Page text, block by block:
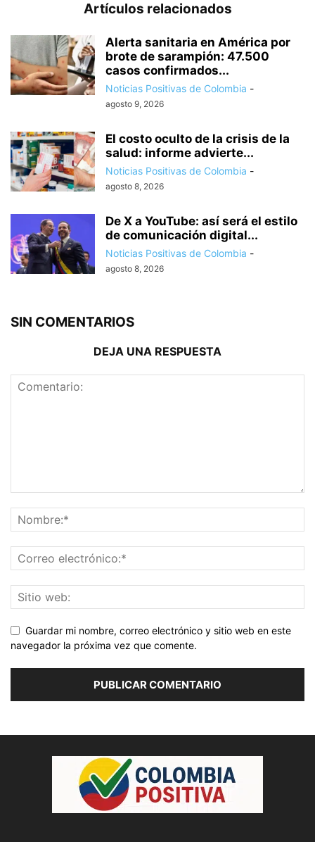
Artículos relacionados
Alerta sanitaria en América por
brote de sarampión: 47.500
casos confirmados...
Noticias Positivas de Colombia -
agosto 9, 2026
El costo oculto de la crisis de la
salud: informe advierte...
Noticias Positivas de Colombia -
agosto 8, 2026
De X a YouTube: así será el estilo
de comunicación digital...
Noticias Positivas de Colombia -
agosto 8, 2026
SIN COMENTARIOS
DEJA UNA RESPUESTA
Guardar mi nombre, correo electrónico y sitio web en este
navegador la próxima vez que comente.